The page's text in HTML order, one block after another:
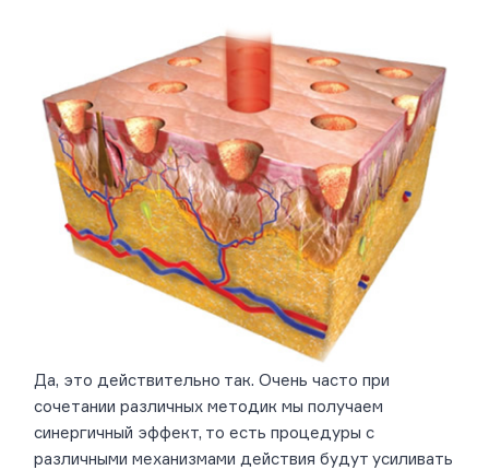
Да, это действительно так. Очень часто при
сочетании различных методик мы получаем
синергичный эффект, то есть процедуры с
различными механизмами действия будут усиливать